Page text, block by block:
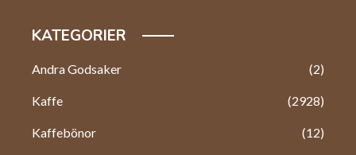
KATEGORIER
Andra Godsaker (2)
Kaffe (2928)
Kaffebönor (12)